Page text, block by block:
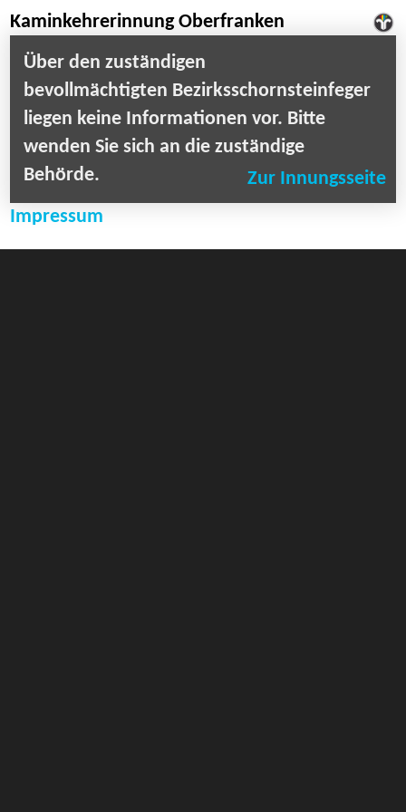
Kaminkehrerinnung Oberfranken
Über den zuständigen
bevollmächtigten Bezirksschornsteinfeger
liegen keine Informationen vor. Bitte
wenden Sie sich an die zuständige
Behörde.
Zur Innungsseite
Impressum